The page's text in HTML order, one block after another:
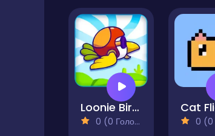
Loonie Birds
0 (0 Голосів)
Cat
0 (0